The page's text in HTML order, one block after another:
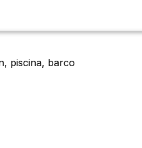
piscina, barco